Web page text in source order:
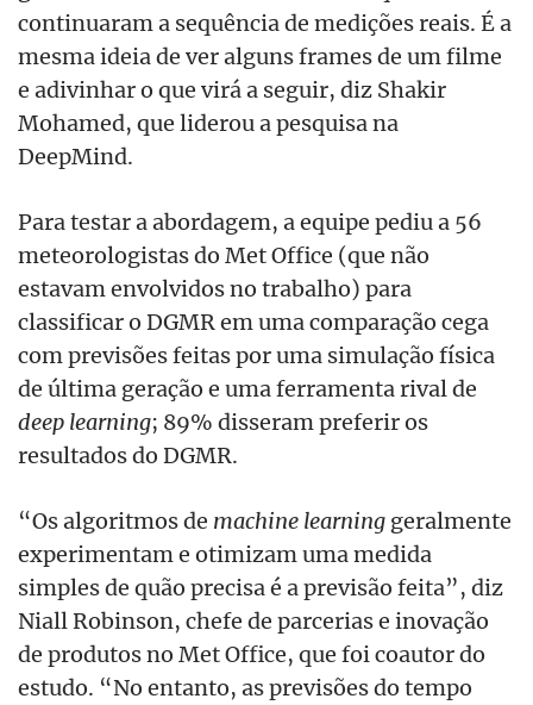
continuaram a sequência de medições reais. É a
mesma ideia de ver alguns frames de um filme
e adivinhar o que virá a seguir, diz Shakir
Mohamed, que liderou a pesquisa na
DeepMind.
Para testar a abordagem, a equipe pediu a 56
meteorologistas do Met Office (que não
estavam envolvidos no trabalho) para
classificar o DGMR em uma comparação cega
com previsões feitas por uma simulação física
de última geração e uma ferramenta rival de
deep learning; 89% disseram preferir os
resultados do DGMR.
“Os algoritmos de machine learning geralmente
experimentam e otimizam uma medida
simples de quão precisa é a previsão feita”, diz
Niall Robinson, chefe de parcerias e inovação
de produtos no Met Office, que foi coautor do
estudo. “No entanto, as previsões do tempo